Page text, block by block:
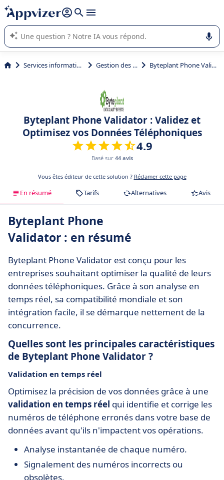
répondre (plusieurs lignes avec
L'IA de Appvizer vous guide dans l'utilisation ou la sélection de
logiciel SaaS en entreprise.
Services informatiques Gestion des API Byteplant Phone Validator
Byteplant Phone Validator : Validez et
Optimisez vos Données Téléphoniques
4.9
Basé sur 44 avis
Vous êtes éditeur de cette solution ? Réclamer cette page
En résumé Tarifs Alternatives Avis
Byteplant Phone
Validator : en résumé
Byteplant Phone Validator est conçu pour les
entreprises souhaitant optimiser la qualité de leurs
données téléphoniques. Grâce à son analyse en
temps réel, sa compatibilité mondiale et son
intégration facile, il se démarque nettement de la
concurrence.
Quelles sont les principales caractéristiques
de Byteplant Phone Validator ?
Validation en temps réel
Optimisez la précision de vos données grâce à une
validation en temps réel qui identifie et corrige les
numéros de téléphone erronés dans votre base de
données avant qu'ils n'impactent vos opérations.
Analyse instantanée de chaque numéro.
Signalement des numéros incorrects ou
obsolètes.